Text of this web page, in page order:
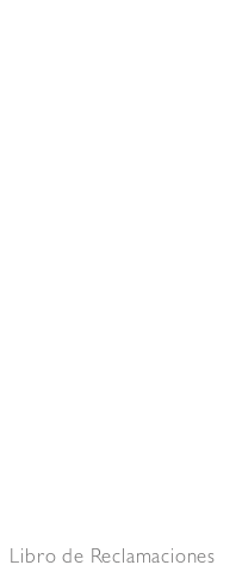
Libro de Reclamaciones